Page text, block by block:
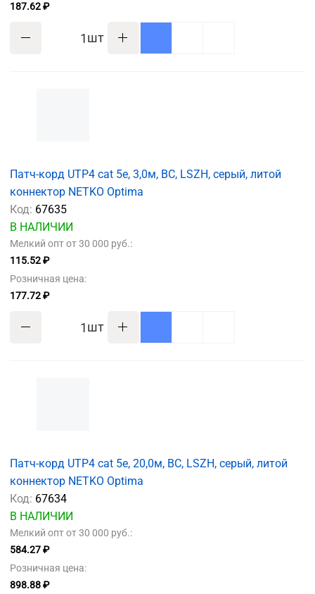
187.62 ₽
шт
Патч-корд UTP4 cat 5e, 3,0м, ВС, LSZH, серый, литой
коннектор NETKO Optima
Код: 67635
В НАЛИЧИИ
Мелкий опт от 30 000 руб.:
115.52 ₽
Розничная цена:
177.72 ₽
шт
Патч-корд UTP4 cat 5e, 20,0м, ВС, LSZH, серый, литой
коннектор NETKO Optima
Код: 67634
В НАЛИЧИИ
Мелкий опт от 30 000 руб.:
584.27 ₽
Розничная цена:
898.88 ₽